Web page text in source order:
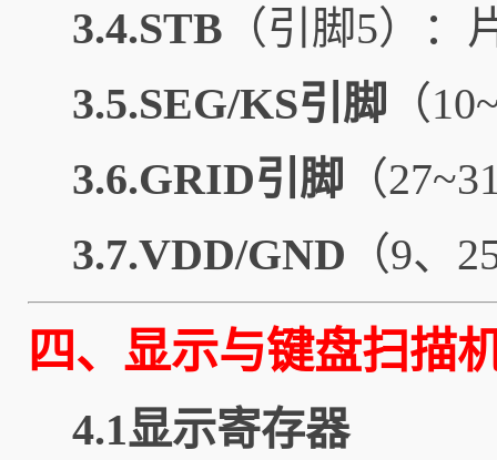
3.4.STB （引脚5）
3.5.SEG/KS引脚 （
3.6.GRID引脚 （
3.7.VDD/GND （9、
四、显示与键盘扫描
4.1显示寄存器